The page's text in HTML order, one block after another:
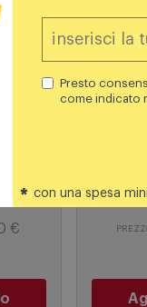
Presto
come indicato
* con una spesa